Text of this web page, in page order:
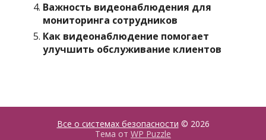
Важность видеонаблюдения для
мониторинга сотрудников
Как видеонаблюдение помогает
улучшить обслуживание клиентов
Все о системах безопасности © 2026
Тема от WP Puzzle